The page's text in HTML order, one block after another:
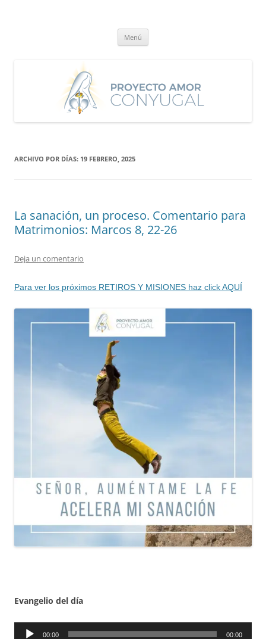
Menú
ARCHIVO POR DÍAS: 19 FEBRERO, 2025
La sanación, un proceso. Comentario para
Matrimonios: Marcos 8, 22-26
Deja un comentario
Para ver los próximos RETIROS Y MISIONES haz click AQUÍ
Evangelio del día
Reproductor
00:00 00:00